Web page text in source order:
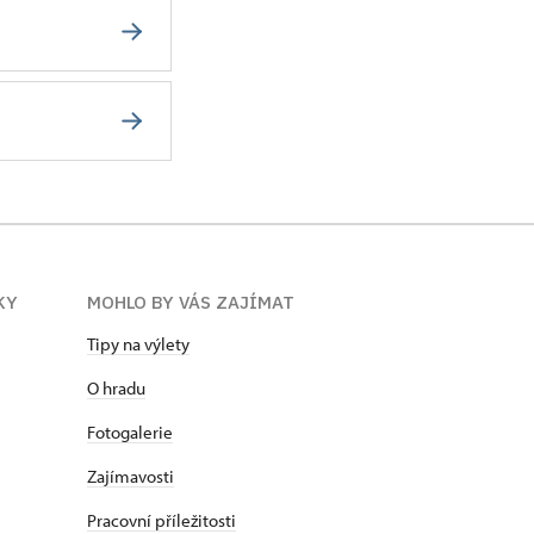
MOHLO BY VÁS ZAJÍMAT
Tipy na výlety
O hradu
Fotogalerie
Zajímavosti
Pracovní příležitosti